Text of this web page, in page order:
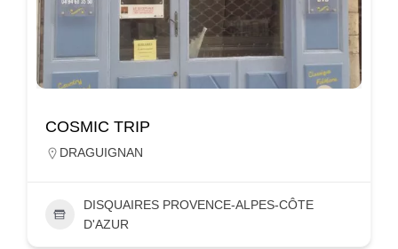
COSMIC TRIP
DRAGUIGNAN
DISQUAIRES PROVENCE-ALPES-CÔTE
D'AZUR